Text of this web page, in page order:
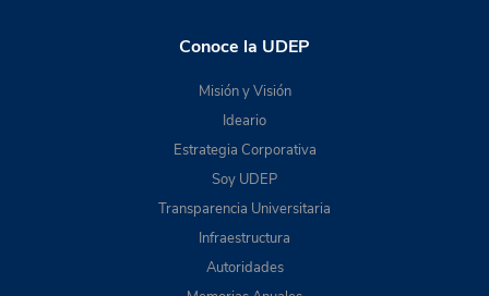
Conoce la UDEP
Misión y Visión
Ideario
Estrategia Corporativa
Soy UDEP
Transparencia Universitaria
Infraestructura
Autoridades